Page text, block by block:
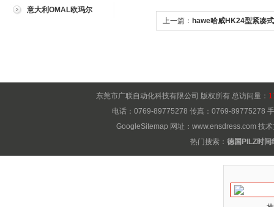
意大利OMAL欧玛尔
上一篇： hawe哈威HK24型紧凑
东莞市广联自动化科技有限公司 版权所有 总访问量：
电话：0769-89775278 传真：0769-89775278
GoogleSitemap 网址： www.ensdress.com 技
热门搜索： 德国PILZ时间